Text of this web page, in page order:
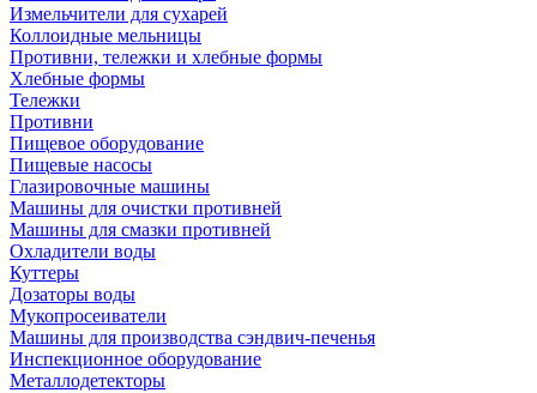
Измельчители для сухарей
Коллоидные мельницы
Противни, тележки и хлебные формы
Хлебные формы
Тележки
Противни
Пищевое оборудование
Пищевые насосы
Глазировочные машины
Машины для очистки противней
Машины для смазки противней
Охладители воды
Куттеры
Дозаторы воды
Мукопросеиватели
Машины для производства сэндвич-печенья
Инспекционное оборудование
Металлодетекторы